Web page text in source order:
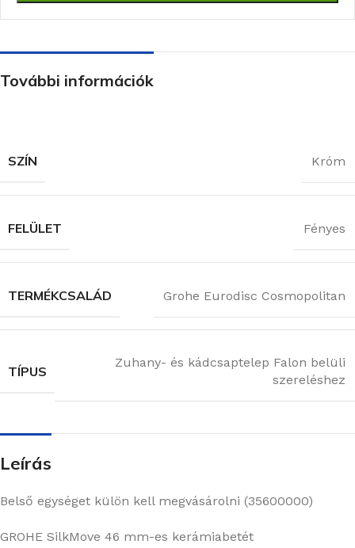
További információk
SZÍN Króm
FELÜLET Fényes
TERMÉKCSALÁD Grohe Eurodisc Cosmopolitan
TÍPUS
Zuhany- és kádcsaptelep Falon belüli
szereléshez
Leírás
Belső egységet külön kell megvásárolni (35600000)
GROHE SilkMove 46 mm-es kerámiabetét